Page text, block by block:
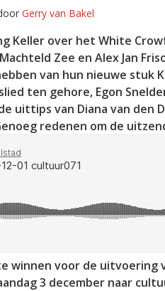
Gerry van Bakel
Keller over het White
Zee en Alex Jan
van hun nieuwe
ten gehore, Egon
uittips van Diana van den
redenen om de
voor de uitvoering
3 december naar